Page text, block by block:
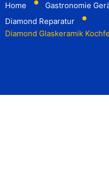
Home ⬤ Gastronomie
Diamond Reparatur ⬤
Diamond Glaskeramik